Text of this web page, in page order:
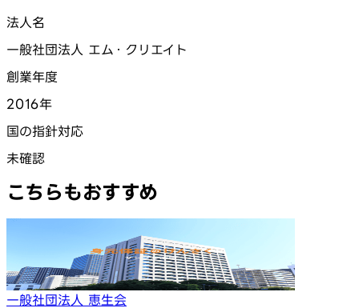
法人名
一般社団法人 エム・クリエイト
創業年度
2016年
国の指針対応
未確認
こちらもおすすめ
一般社団法人 恵生会